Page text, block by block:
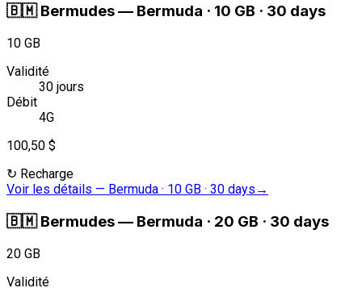
🇧🇲 Bermudes— Bermuda · 10 GB · 30 days
10 GB
Validité
30 jours
Débit
4G
100,50 $
↻ Recharge
Voir les détails — Bermuda · 10 GB · 30 days →
🇧🇲 Bermudes— Bermuda · 20 GB · 30 days
20 GB
Validité